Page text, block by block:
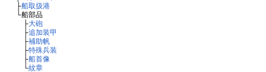
├船取扱港
└船部品
├大砲
├追加装甲
├補助帆
├特殊兵装
├船首像
└紋章